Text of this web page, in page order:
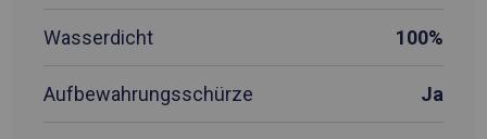
Wasserdicht 100%
Aufbewahrungsschürze Ja